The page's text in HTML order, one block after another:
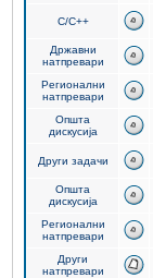
C/C++
Државни
натпревари
Регионални
натпревари
Општа
дискусија
Други задачи
Општа
дискусија
Регионални
натпревари
Други
натпревари